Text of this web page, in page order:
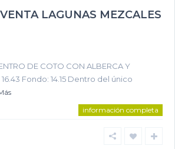
LAGUNAS MEZCALES
DE COTO CON ALBERCA Y
Fondo: 14.15 Dentro del único
información completa